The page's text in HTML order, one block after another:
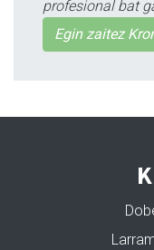
profesional bat
Egin zaitez